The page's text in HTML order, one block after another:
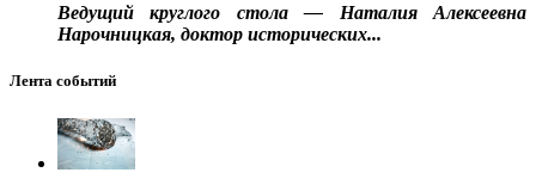
Ведущий круглого стола — Наталия Алексеевна
Нарочницкая, доктор исторических...
Лента событий